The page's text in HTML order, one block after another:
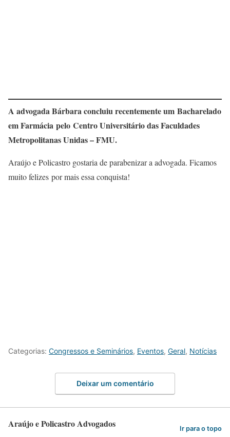
A advogada Bárbara concluiu recentemente um Bacharelado
em Farmácia pelo Centro Universitário das Faculdades
Metropolitanas Unidas – FMU.
Araújo e Policastro gostaria de parabenizar a advogada. Ficamos
muito felizes por mais essa conquista!
Categorias: Congressos e Seminários, Eventos, Geral, Notícias
Deixar um comentário
Araújo e Policastro Advogados Ir para o topo